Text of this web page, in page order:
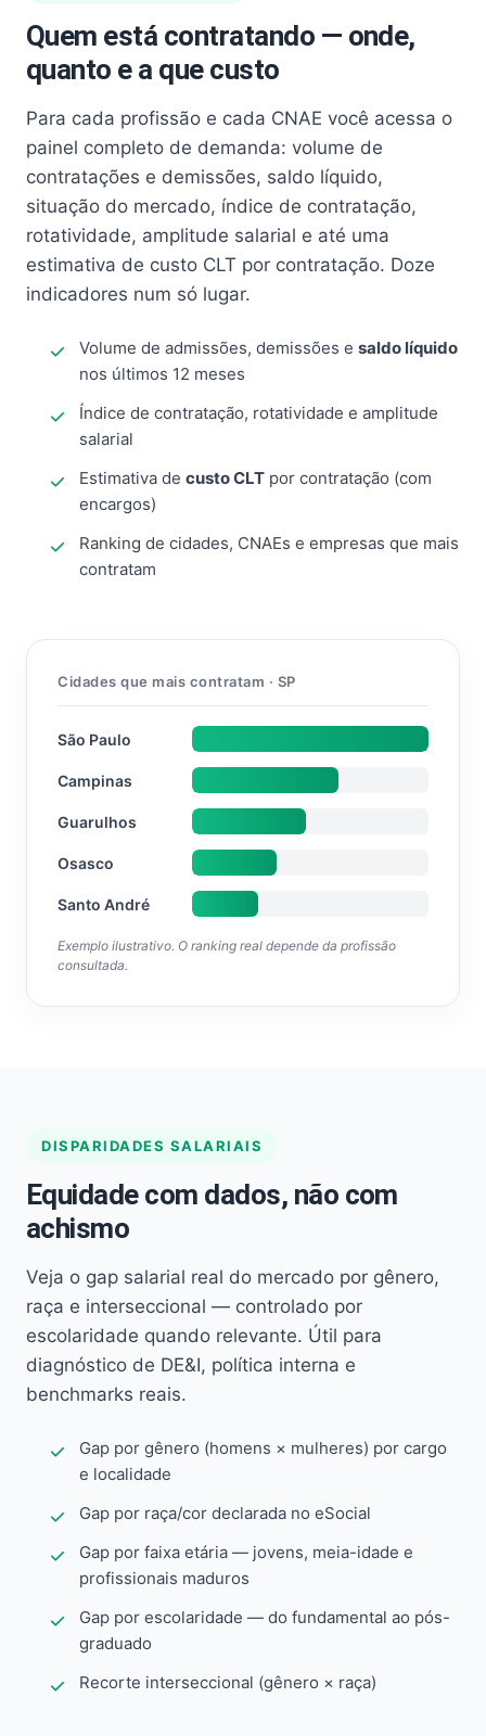
Quem está contratando — onde,
quanto e a que custo
Para cada profissão e cada CNAE você acessa o
painel completo de demanda: volume de
contratações e demissões, saldo líquido,
situação do mercado, índice de contratação,
rotatividade, amplitude salarial e até uma
estimativa de custo CLT por contratação. Doze
indicadores num só lugar.
Volume de admissões, demissões e saldo líquido
nos últimos 12 meses
Índice de contratação, rotatividade e amplitude
salarial
Estimativa de custo CLT por contratação (com
encargos)
Ranking de cidades, CNAEs e empresas que mais
contratam
Cidades que mais contratam · SP
São Paulo
Campinas
Guarulhos
Osasco
Santo André
Exemplo ilustrativo. O ranking real depende da profissão
consultada.
DISPARIDADES SALARIAIS
Equidade com dados, não com
achismo
Veja o gap salarial real do mercado por gênero,
raça e interseccional — controlado por
escolaridade quando relevante. Útil para
diagnóstico de DE&I, política interna e
benchmarks reais.
Gap por gênero (homens × mulheres) por cargo
e localidade
Gap por raça/cor declarada no eSocial
Gap por faixa etária — jovens, meia-idade e
profissionais maduros
Gap por escolaridade — do fundamental ao pós-
graduado
Recorte interseccional (gênero × raça)